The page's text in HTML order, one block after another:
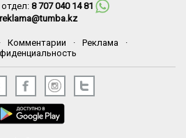
8 707 040 14 81
reklama@tumba.kz
· Комментарии · Реклама
·